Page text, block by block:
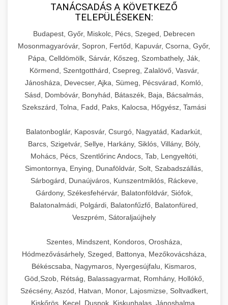
TANÁCSADÁS A KÖVETKEZŐ
TELEPÜLÉSEKEN:
Budapest, Győr, Miskolc, Pécs, Szeged, Debrecen
Mosonmagyaróvár, Sopron, Fertőd, Kapuvár, Csorna, Győr,
Pápa, Celldömölk, Sárvár, Kőszeg, Szombathely, Ják,
Körmend, Szentgotthárd, Csepreg, Zalalövő, Vasvár,
Jánosháza, Devecser, Ajka, Sümeg, Pécsvárad, Komló,
Sásd, Dombóvár, Bonyhád, Bátaszék, Baja, Bácsalmás,
Szekszárd, Tolna, Fadd, Paks, Kalocsa, Hőgyész, Tamási
Balatonboglár, Kaposvár, Csurgó, Nagyatád, Kadarkút,
Barcs, Szigetvár, Sellye, Harkány, Siklós, Villány, Bóly,
Mohács, Pécs, Szentlőrinc Andocs, Tab, Lengyeltóti,
Simontornya, Enying, Dunaföldvár, Solt, Szabadszállás,
Sárbogárd, Dunaújváros, Kunszentmiklós, Ráckeve,
Gárdony, Székesfehérvár, Balatonföldvár, Siófok,
Balatonalmádi, Polgárdi, Balatonfűzfő, Balatonfüred,
Veszprém, Sátoraljaújhely
Szentes, Mindszent, Kondoros, Orosháza,
Hódmezővásárhely, Szeged, Battonya, Mezőkovácsháza,
Békéscsaba, Nagymaros, Nyergesújfalu, Kismaros,
Göd,Szob, Rétság, Balassagyarmat, Romhány, Hollókő,
Szécsény, Aszód, Hatvan, Monor, Lajosmizse, Soltvadkert,
Kiskőrös, Kecel, Dusnok, Kiskunhalas, Jánoshalma,